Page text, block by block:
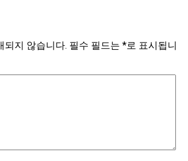
되지 않습니다. 필수 필드는 *로 표시됩니